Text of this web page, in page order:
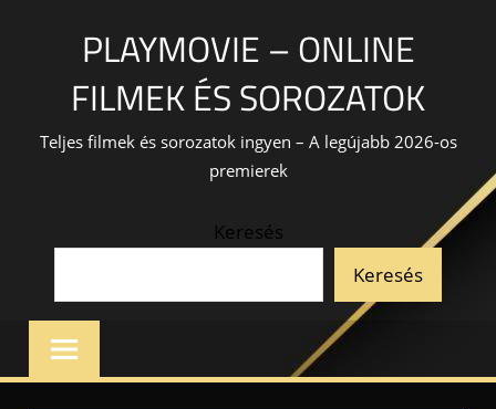
PLAYMOVIE – ONLINE
FILMEK ÉS SOROZATOK
Teljes filmek és sorozatok ingyen – A legújabb 2026-os
premierek
Keresés
Keresés